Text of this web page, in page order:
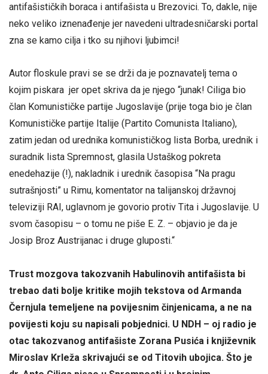
antifašističkih boraca i antifašista u Brezovici. To, dakle, nije
neko veliko iznenađenje jer navedeni ultradesničarski portal
zna se kamo cilja i tko su njihovi ljubimci!
Autor floskule pravi se se drži da je poznavatelj tema o
kojim piskara jer opet skriva da je njego “junak! Ciliga bio
član Komunističke partije Jugoslavije (prije toga bio je član
Komunističke partije Italije (Partito Comunista Italiano),
zatim jedan od urednika komunističkog lista Borba, urednik i
suradnik lista Spremnost, glasila Ustaškog pokreta
enedehazije (!), nakladnik i urednik časopisa “Na pragu
sutrašnjosti” u Rimu, komentator na talijanskoj državnoj
televiziji RAI, uglavnom je govorio protiv Tita i Jugoslavije. U
svom časopisu – o tomu ne piše E. Z. – objavio je da je
Josip Broz Austrijanac i druge gluposti.“
Trust mozgova takozvanih Habulinovih antifašista bi
trebao dati bolje kritike mojih tekstova od Armanda
Černjula temeljene na povijesnim činjenicama, a ne na
povijesti koju su napisali pobjednici. U NDH – oj radio je
otac takozvanog antifašiste Zorana Pusića i književnik
Miroslav Krleža skrivajući se od Titovih ubojica. Što je